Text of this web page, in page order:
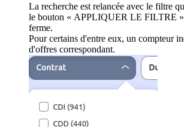
La recherche est relancée avec le filtre
le bouton « APPLIQUER LE FILTRE »
ferme.
Pour certains d'entre eux, un compteur
d'offres correspondant.